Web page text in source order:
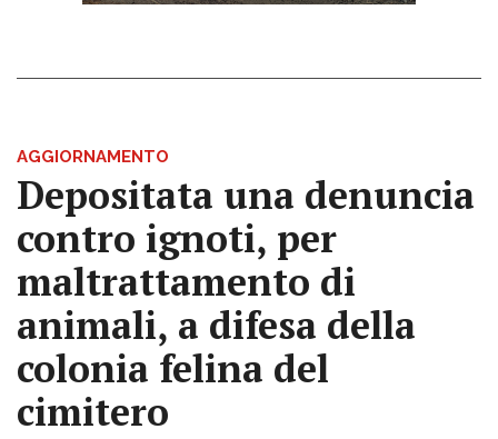
AGGIORNAMENTO
Depositata una denuncia
contro ignoti, per
maltrattamento di
animali, a difesa della
colonia felina del
cimitero